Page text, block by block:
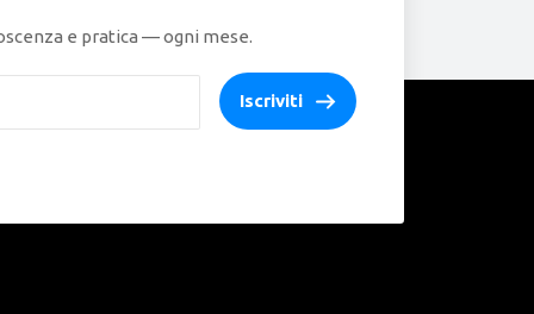
e pratica — ogni mese.
Iscriviti